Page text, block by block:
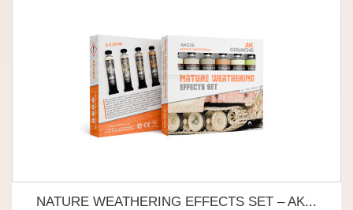
NATURE WEATHERING EFFECTS SET – AK...